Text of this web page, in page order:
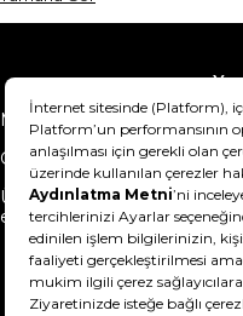
Mesafeli Satış Sözleşmesi
Gizlilik Sözleşmesi
Ürünümü nasıl iade
edebilirim?